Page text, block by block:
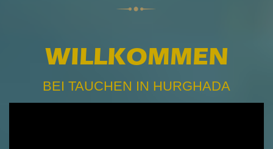
WILLKOMMEN
BEI TAUCHEN IN HURGHADA